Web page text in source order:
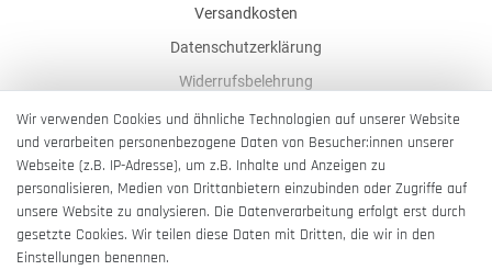
Versandkosten
Datenschutzerklärung
Widerrufsbelehrung
AGB
Impressum
Barrierefreiheitserklärung
Wir verwenden Cookies und ähnliche Technologien auf unserer Website
und verarbeiten personenbezogene Daten von Besucher:innen unserer
Webseite (z.B. IP-Adresse), um z.B. Inhalte und Anzeigen zu
personalisieren, Medien von Drittanbietern einzubinden oder Zugriffe auf
unsere Website zu analysieren. Die Datenverarbeitung erfolgt erst durch
gesetzte Cookies. Wir teilen diese Daten mit Dritten, die wir in den
Einstellungen benennen.